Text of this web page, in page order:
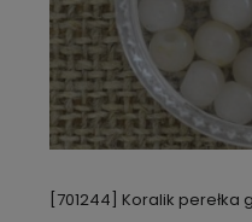
[701244] Koralik perełka